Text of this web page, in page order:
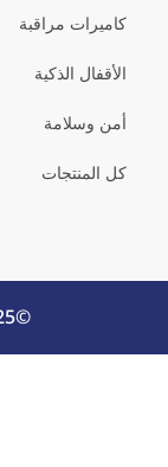
كاميرات مراقبة
الأقفال الذكية
أمن وسلامة
كل المنتجات
©2025 جميع الحقوق محفوظة.